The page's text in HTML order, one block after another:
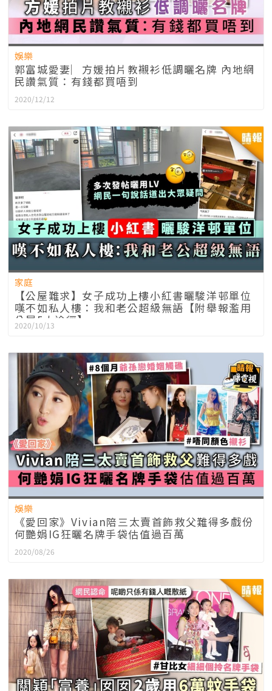
娛樂
郭富城愛妻︳方媛拍片教襯衫低調曬名牌 內地網
民讚氣質：有錢都買唔到
2020/12/12
家庭
【公屋難求】女子成功上樓小紅書曬駿洋邨單位
嘆不如私人樓：我和老公超級無語【附舉報濫用
公屋5大途徑】
2020/10/13
娛樂
《愛回家》Vivian陪三太賣首飾救父難得多戲份
何艷娟IG狂曬名牌手袋估值過百萬
2020/08/26